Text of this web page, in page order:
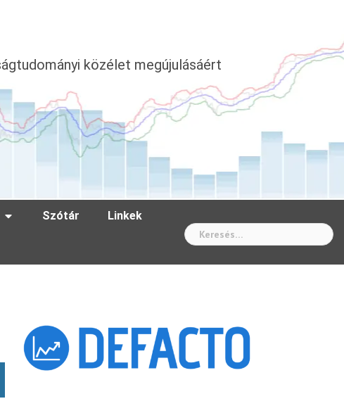
közélet megújulásáért
Szótár Linkek